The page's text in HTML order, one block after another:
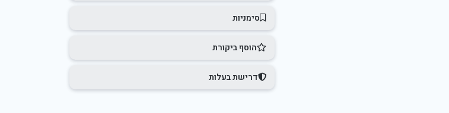
סימניות
הוסף ביקורת
דרישת בעלות